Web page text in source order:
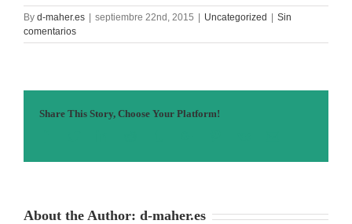
By d-maher.es septiembre 22nd, 2015 Uncategorized
Sin
comentarios
Share This Story, Choose Your Platform!
About the Author: d-maher.es